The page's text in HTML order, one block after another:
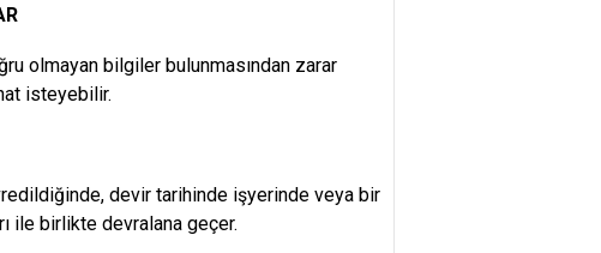
olmayan bilgiler bulunmasından zarar
isteyebilir.
devir tarihinde işyerinde veya bir
ile birlikte devralana geçer.